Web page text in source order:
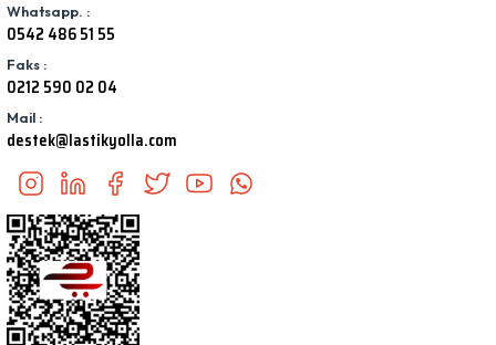
Whatsapp. :
0542 486 51 55
Faks :
0212 590 02 04
Mail :
destek@lastikyolla.com